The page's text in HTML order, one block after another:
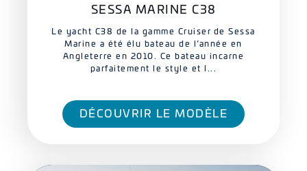
SESSA MARINE C38
Le yacht C38 de la gamme Cruiser de Sessa
Marine a été élu bateau de l’année en
Angleterre en 2010. Ce bateau incarne
parfaitement le style et l...
DÉCOUVRIR LE MODÈLE